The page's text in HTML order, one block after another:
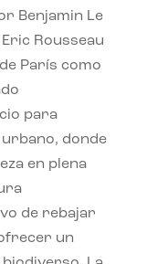
Benjamin Le
Rousseau
París como
para
donde
en plena
de rebajar
un